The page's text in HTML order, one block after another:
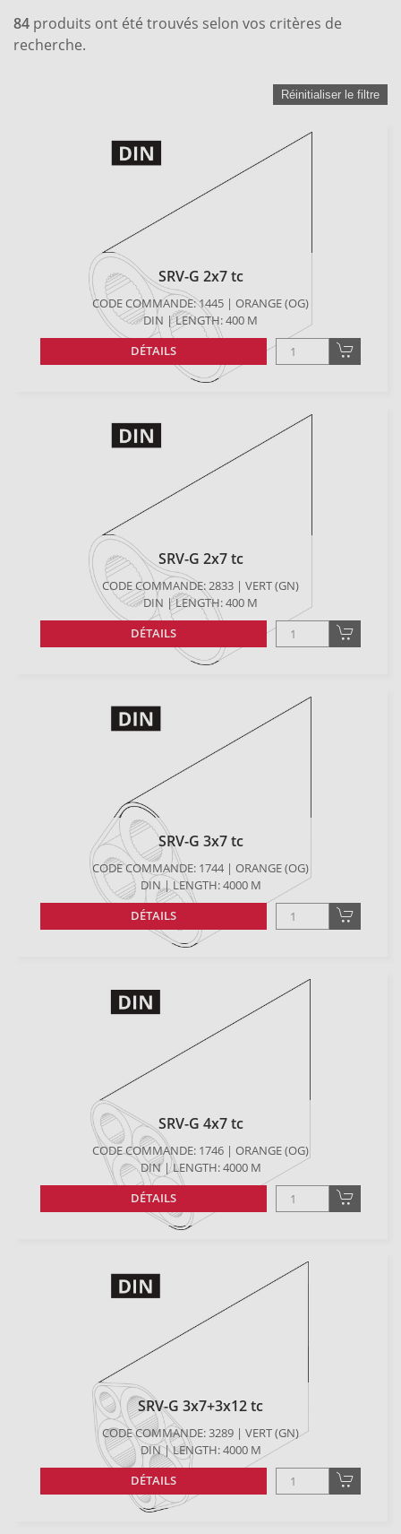
84 produits ont été trouvés selon vos critères de
recherche.
Réinitialiser le filtre
SRV-G 2x7 tc
CODE COMMANDE: 1445 | ORANGE (OG)
DIN | LENGTH: 400 M
DÉTAILS
SRV-G 2x7 tc
CODE COMMANDE: 2833 | VERT (GN)
DIN | LENGTH: 400 M
DÉTAILS
SRV-G 3x7 tc
CODE COMMANDE: 1744 | ORANGE (OG)
DIN | LENGTH: 4000 M
DÉTAILS
SRV-G 4x7 tc
CODE COMMANDE: 1746 | ORANGE (OG)
DIN | LENGTH: 4000 M
DÉTAILS
SRV-G 3x7+3x12 tc
CODE COMMANDE: 3289 | VERT (GN)
DIN | LENGTH: 4000 M
DÉTAILS